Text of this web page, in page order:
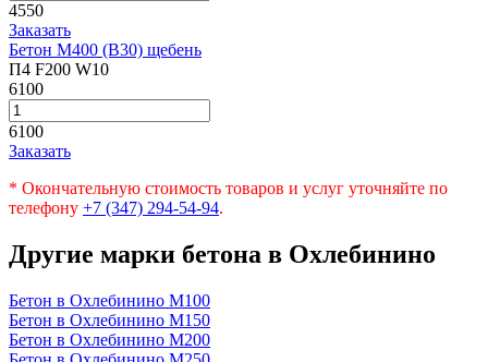
4550
Заказать
Бетон М400 (В30) щебень
П4 F200 W10
6100
6100
Заказать
* Окончательную стоимость товаров и услуг уточняйте по
телефону +7 (347) 294-54-94.
Другие марки бетона в Охлебинино
Бетон в Охлебинино М100
Бетон в Охлебинино М150
Бетон в Охлебинино М200